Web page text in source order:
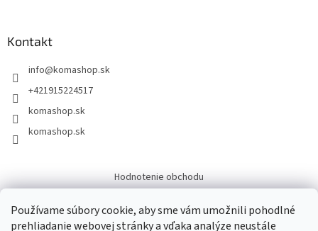
Používame súbory cookie, aby sme vám umožnili pohodlné
prehliadanie webovej stránky a vďaka analýze neustále
Kontakt
info@komashop.sk
+421915224517
komashop.sk
komashop.sk
Hodnotenie obchodu
Overene